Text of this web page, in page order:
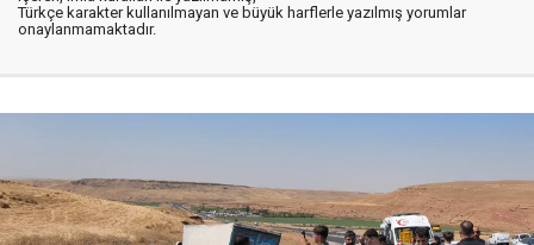
Türkçe karakter kullanılmayan ve büyük harflerle yazılmış yorumlar
onaylanmamaktadır.